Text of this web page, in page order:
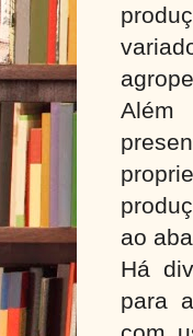
Além
ao
Há
para